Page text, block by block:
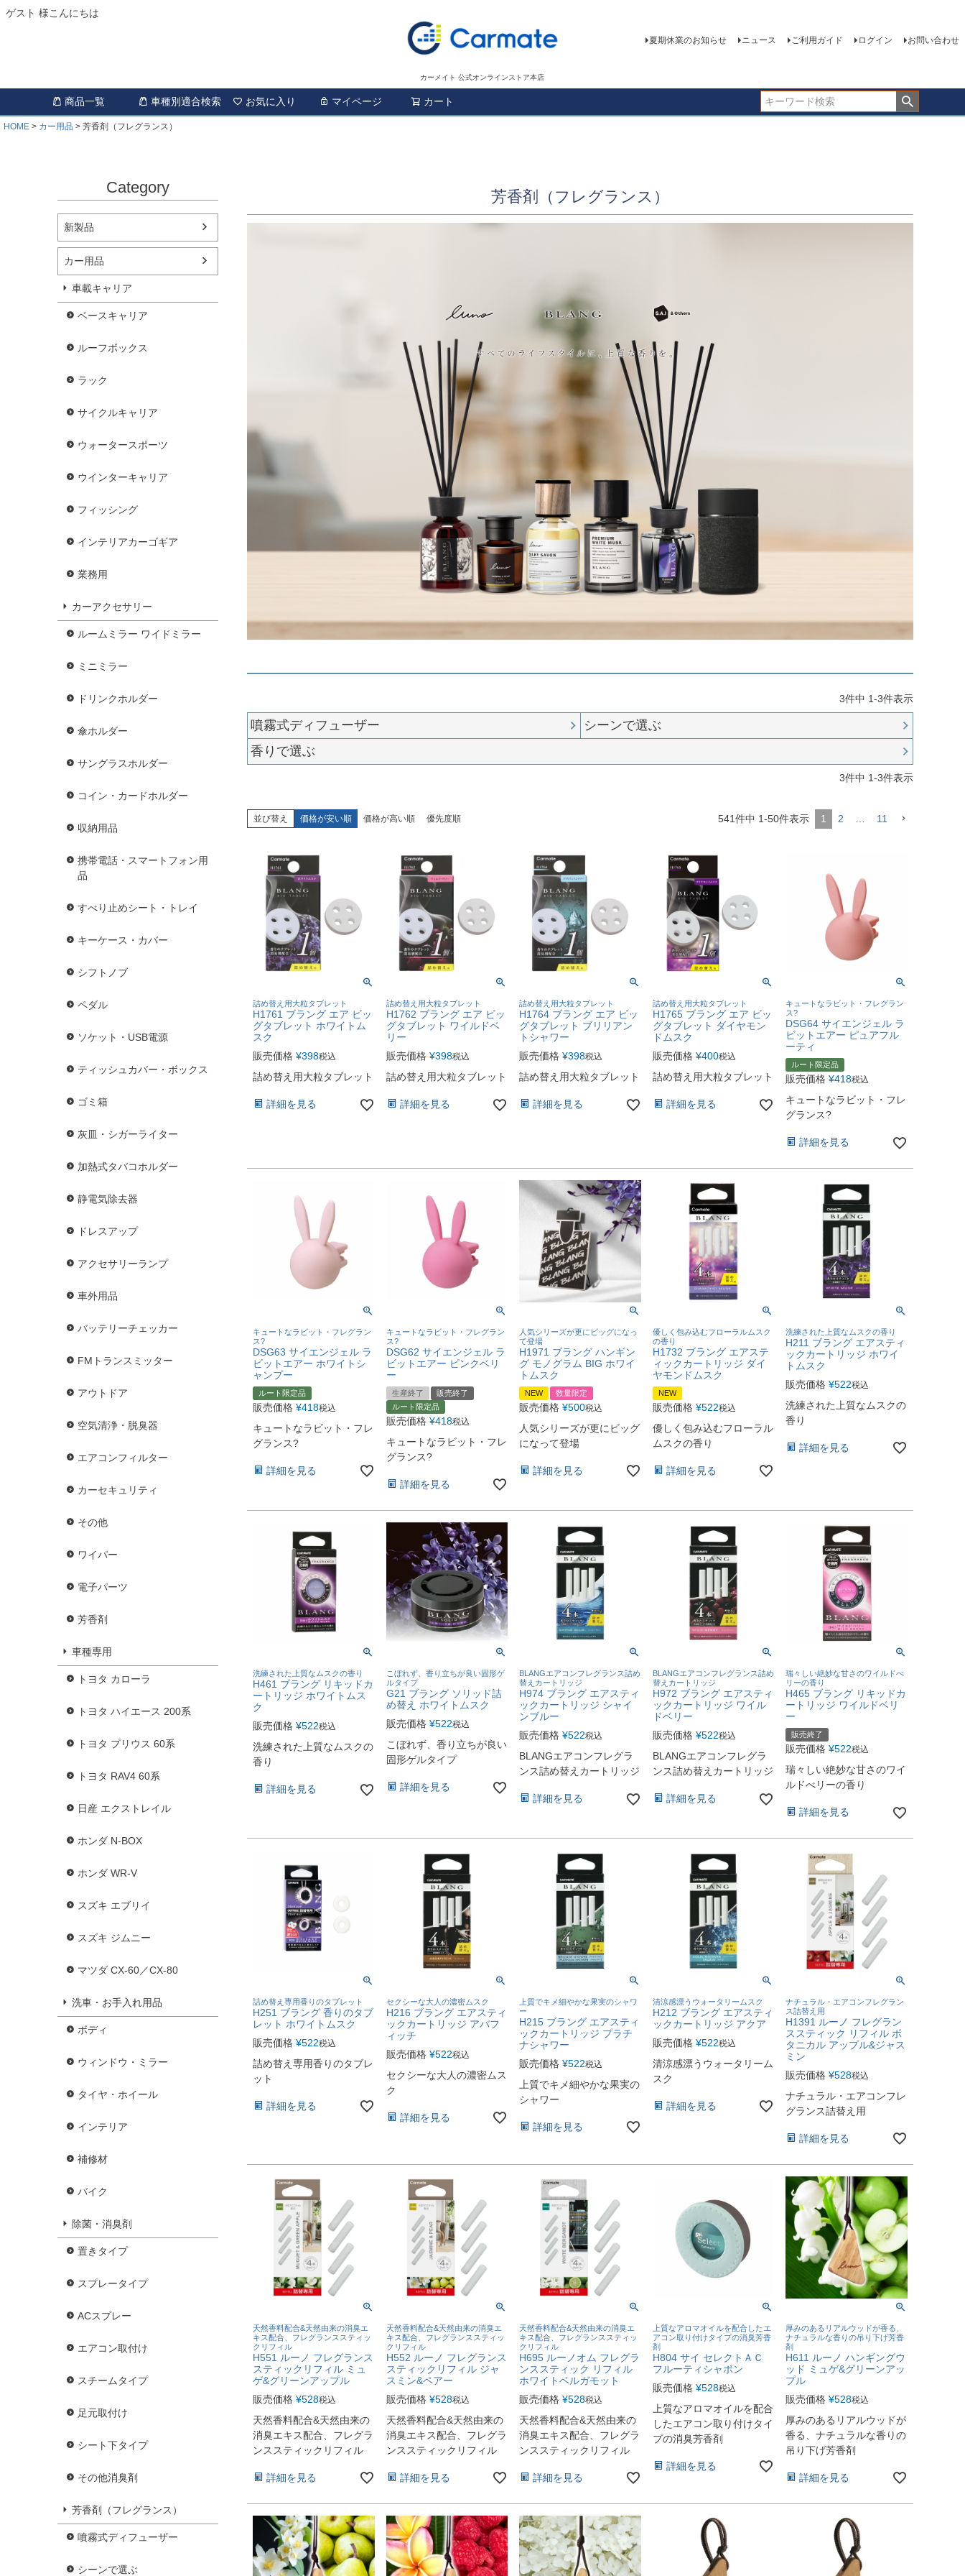
ゲスト 様こんにちは
カーメイト 公式オンラインストア本店
夏期休業のお知らせ ニュース ご利用ガイド ログイン お問い合わせ
商品一覧 車種別適合検索 お気に入り マイページ カート
HOME カー用品 芳香剤（フレグランス）
Category
新製品
カー用品
車載キャリア
ベースキャリア
ルーフボックス
ラック
サイクルキャリア
ウォータースポーツ
ウインターキャリア
フィッシング
インテリアカーゴギア
業務用
カーアクセサリー
ルームミラー ワイドミラー
ミニミラー
ドリンクホルダー
傘ホルダー
サングラスホルダー
コイン・カードホルダー
収納用品
携帯電話・スマートフォン用
品
すべり止めシート・トレイ
キーケース・カバー
シフトノブ
ペダル
ソケット・USB電源
ティッシュカバー・ボックス
ゴミ箱
灰皿・シガーライター
加熱式タバコホルダー
静電気除去器
ドレスアップ
アクセサリーランプ
車外用品
バッテリーチェッカー
FMトランスミッター
アウトドア
空気清浄・脱臭器
エアコンフィルター
カーセキュリティ
その他
ワイパー
電子パーツ
芳香剤
車種専用
トヨタ カローラ
トヨタ ハイエース 200系
トヨタ プリウス 60系
トヨタ RAV4 60系
日産 エクストレイル
ホンダ N-BOX
ホンダ WR-V
スズキ エブリイ
スズキ ジムニー
マツダ CX-60／CX-80
洗車・お手入れ用品
ボディ
ウィンドウ・ミラー
タイヤ・ホイール
インテリア
補修材
バイク
除菌・消臭剤
置きタイプ
スプレータイプ
ACスプレー
エアコン取付け
スチームタイプ
足元取付け
シート下タイプ
その他消臭剤
芳香剤（フレグランス）
噴霧式ディフューザー
シーンで選ぶ
芳香剤（フレグランス）
3件中 1-3件表示
噴霧式ディフューザー
シーンで選ぶ
香りで選ぶ
3件中 1-3件表示
並び替え 価格が安い順 価格が高い順 優先度順 541件中 1-50件表示 1 2 11
詰め替え用大粒タブレット
H1761 ブラング エア ビッ
グタブレット ホワイトム
スク
販売価格 ¥398税込
詰め替え用大粒タブレット
詳細を見る
詰め替え用大粒タブレット
H1762 ブラング エア ビッ
グタブレット ワイルドベ
リー
販売価格 ¥398税込
詰め替え用大粒タブレット
詳細を見る
詰め替え用大粒タブレット
H1764 ブラング エア ビッ
グタブレット ブリリアン
トシャワー
販売価格 ¥398税込
詰め替え用大粒タブレット
詳細を見る
詰め替え用大粒タブレット
H1765 ブラング エア ビッ
グタブレット ダイヤモン
ドムスク
販売価格 ¥400税込
詰め替え用大粒タブレット
詳細を見る
キュートなラビット・フレグラン
ス?
DSG64 サイエンジェル ラ
ビットエアー ピュアフル
ーティ
ルート限定品
販売価格 ¥418税込
キュートなラビット・フレ
グランス?
詳細を見る
キュートなラビット・フレグラン
ス?
DSG63 サイエンジェル ラ
ビットエアー ホワイトシ
ャンプー
ルート限定品
販売価格 ¥418税込
キュートなラビット・フレ
グランス?
詳細を見る
キュートなラビット・フレグラン
ス?
DSG62 サイエンジェル ラ
ビットエアー ピンクベリ
ー
生産終了
販売終了
ルート限定品
販売価格 ¥418税込
キュートなラビット・フレ
グランス?
詳細を見る
人気シリーズが更にビッグになっ
て登場
H1971 ブラング ハンギン
グ モノグラム BIG ホワイ
トムスク
NEW 数量限定
販売価格 ¥500税込
人気シリーズが更にビッグ
になって登場
詳細を見る
優しく包み込むフローラルムスク
の香り
H1732 ブラング エアステ
ィックカートリッジ ダイ
ヤモンドムスク
NEW
販売価格 ¥522税込
優しく包み込むフローラル
ムスクの香り
詳細を見る
洗練された上質なムスクの香り
H211 ブラング エアスティ
ックカートリッジ ホワイ
トムスク
販売価格 ¥522税込
洗練された上質なムスクの
香り
詳細を見る
洗練された上質なムスクの香り
H461 ブラング リキッドカ
ートリッジ ホワイトムス
ク
販売価格 ¥522税込
洗練された上質なムスクの
香り
詳細を見る
こぼれず、香り立ちが良い固形ゲ
ルタイプ
G21 ブラング ソリッド詰
め替え ホワイトムスク
販売価格 ¥522税込
こぼれず、香り立ちが良い
固形ゲルタイプ
詳細を見る
BLANGエアコンフレグランス詰め
替えカートリッジ
H974 ブラング エアスティ
ックカートリッジ シャイ
ンブルー
販売価格 ¥522税込
BLANGエアコンフレグラ
ンス詰め替えカートリッジ
詳細を見る
BLANGエアコンフレグランス詰め
替えカートリッジ
H972 ブラング エアスティ
ックカートリッジ ワイル
ドベリー
販売価格 ¥522税込
BLANGエアコンフレグラ
ンス詰め替えカートリッジ
詳細を見る
瑞々しい絶妙な甘さのワイルドべ
リーの香り
H465 ブラング リキッドカ
ートリッジ ワイルドベリ
ー
販売終了
販売価格 ¥522税込
瑞々しい絶妙な甘さのワイ
ルドべリーの香り
詳細を見る
詰め替え専用香りのタブレット
H251 ブラング 香りのタブ
レット ホワイトムスク
販売価格 ¥522税込
詰め替え専用香りのタブレ
ット
詳細を見る
セクシーな大人の濃密ムスク
H216 ブラング エアスティ
ックカートリッジ アバフ
ィッチ
販売価格 ¥522税込
セクシーな大人の濃密ムス
ク
詳細を見る
上質でキメ細やかな果実のシャワ
ー
H215 ブラング エアスティ
ックカートリッジ プラチ
ナシャワー
販売価格 ¥522税込
上質でキメ細やかな果実の
シャワー
詳細を見る
清涼感漂うウォータリームスク
H212 ブラング エアスティ
ックカートリッジ アクア
販売価格 ¥522税込
清涼感漂うウォータリーム
スク
詳細を見る
ナチュラル・エアコンフレグラン
ス詰替え用
H1391 ルーノ フレグラン
ススティック リフィル ボ
タニカル アップル&ジャス
ミン
販売価格 ¥528税込
ナチュラル・エアコンフレ
グランス詰替え用
詳細を見る
天然香料配合&天然由来の消臭エ
キス配合、フレグランススティッ
クリフィル
H551 ルーノ フレグランス
スティックリフィル ミュ
ゲ&グリーンアップル
販売価格 ¥528税込
天然香料配合&天然由来の
消臭エキス配合、フレグラ
ンススティックリフィル
詳細を見る
天然香料配合&天然由来の消臭エ
キス配合、フレグランススティッ
クリフィル
H552 ルーノ フレグランス
スティックリフィル ジャ
スミン&ペアー
販売価格 ¥528税込
天然香料配合&天然由来の
消臭エキス配合、フレグラ
ンススティックリフィル
詳細を見る
天然香料配合&天然由来の消臭エ
キス配合、フレグランススティッ
クリフィル
H695 ルーノオム フレグラ
ンススティック リフィル
ホワイトベルガモット
販売価格 ¥528税込
天然香料配合&天然由来の
消臭エキス配合、フレグラ
ンススティックリフィル
詳細を見る
上質なアロマオイルを配合したエ
アコン取り付けタイプの消臭芳香
剤
H804 サイ セレクトＡＣ
フルーティシャボン
販売価格 ¥528税込
上質なアロマオイルを配合
したエアコン取り付けタイ
プの消臭芳香剤
詳細を見る
厚みのあるリアルウッドが香る、
ナチュラルな香りの吊り下げ芳香
剤
H611 ルーノ ハンギングウ
ッド ミュゲ&グリーンアッ
プル
販売価格 ¥528税込
厚みのあるリアルウッドが
香る、ナチュラルな香りの
吊り下げ芳香剤
詳細を見る